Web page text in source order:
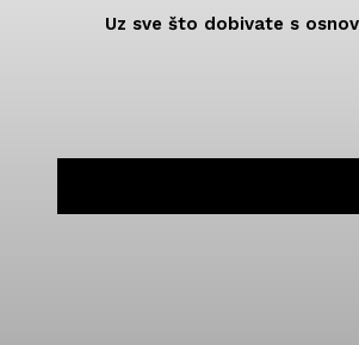
Uz sve što dobivate s